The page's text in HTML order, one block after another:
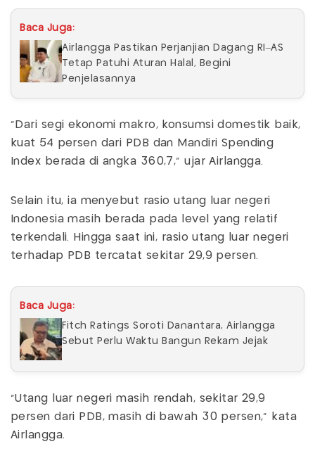
Baca Juga:
Airlangga Pastikan Perjanjian Dagang RI–AS
Tetap Patuhi Aturan Halal, Begini
Penjelasannya
“Dari segi ekonomi makro, konsumsi domestik baik,
kuat 54 persen dari PDB dan Mandiri Spending
Index berada di angka 360,7,” ujar Airlangga.
Selain itu, ia menyebut rasio utang luar negeri
Indonesia masih berada pada level yang relatif
terkendali. Hingga saat ini, rasio utang luar negeri
terhadap PDB tercatat sekitar 29,9 persen.
Baca Juga:
Fitch Ratings Soroti Danantara, Airlangga
Sebut Perlu Waktu Bangun Rekam Jejak
“Utang luar negeri masih rendah, sekitar 29,9
persen dari PDB, masih di bawah 30 persen,” kata
Airlangga.